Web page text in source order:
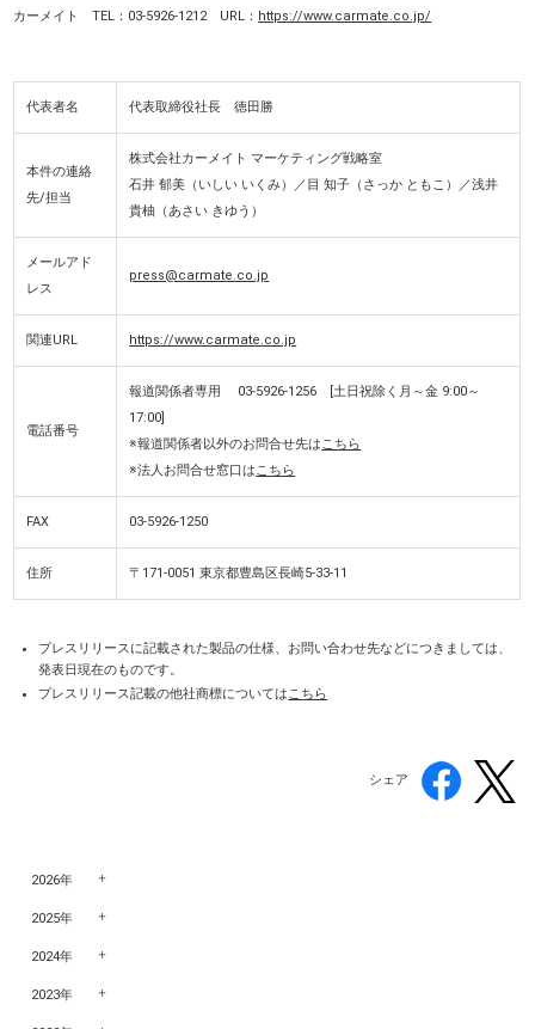
カーメイト TEL：03-5926-1212 URL： https://www.carmate.co.jp/
代表者名 代表取締役社長 徳田勝
本件の連絡
先/担当
株式会社カーメイト マーケティング戦略室
石井 郁美（いしい いくみ）／目 知子（さっか ともこ）／浅井
貴柚（あさい きゆう）
メールアド
レス
press@carmate.co.jp
関連URL https://www.carmate.co.jp
電話番号
報道関係者専用 03-5926-1256 [土日祝除く月～金 9:00～
17:00]
※報道関係者以外のお問合せ先はこちら
※法人お問合せ窓口はこちら
FAX 03-5926-1250
住所 〒171-0051 東京都豊島区長崎5-33-11
プレスリリースに記載された製品の仕様、お問い合わせ先などにつきましては、
発表日現在のものです。
プレスリリース記載の他社商標についてはこちら
シェア
2026年
2025年
2024年
2023年